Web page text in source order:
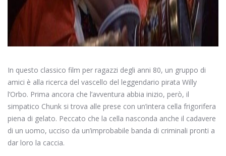
In questo classico film per ragazzi degli anni 80, un gruppo di
amici è alla ricerca del vascello del leggendario pirata Willy
l’Orbo. Prima ancora che l’avventura abbia inizio, però, il
simpatico Chunk si trova alle prese con un’intera cella frigorifera
piena di gelato. Peccato che la cella nasconda anche il cadavere
di un uomo, ucciso da un’improbabile banda di criminali pronti a
dar loro la caccia.